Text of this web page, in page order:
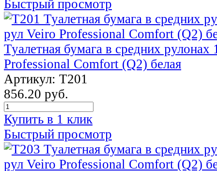
Быстрый просмотр
Туалетная бумага в средних
Professional Comfort (Q2) белая
Артикул: Т201
856.20 руб.
Купить в 1 клик
Быстрый просмотр